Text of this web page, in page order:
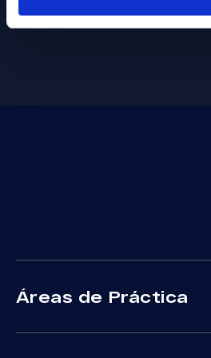
Áreas de Práctica